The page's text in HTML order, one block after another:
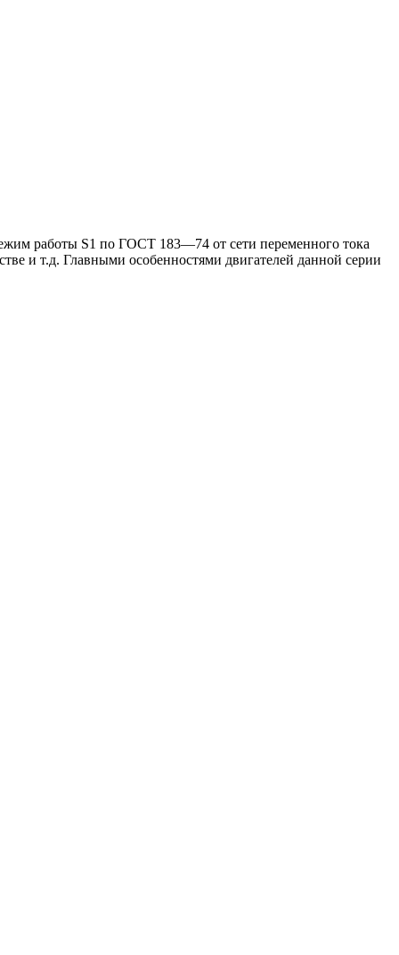
работы S1 по ГОСТ 183—74 от сети переменного тока
и т.д. Главными особенностями двигателей данной серии